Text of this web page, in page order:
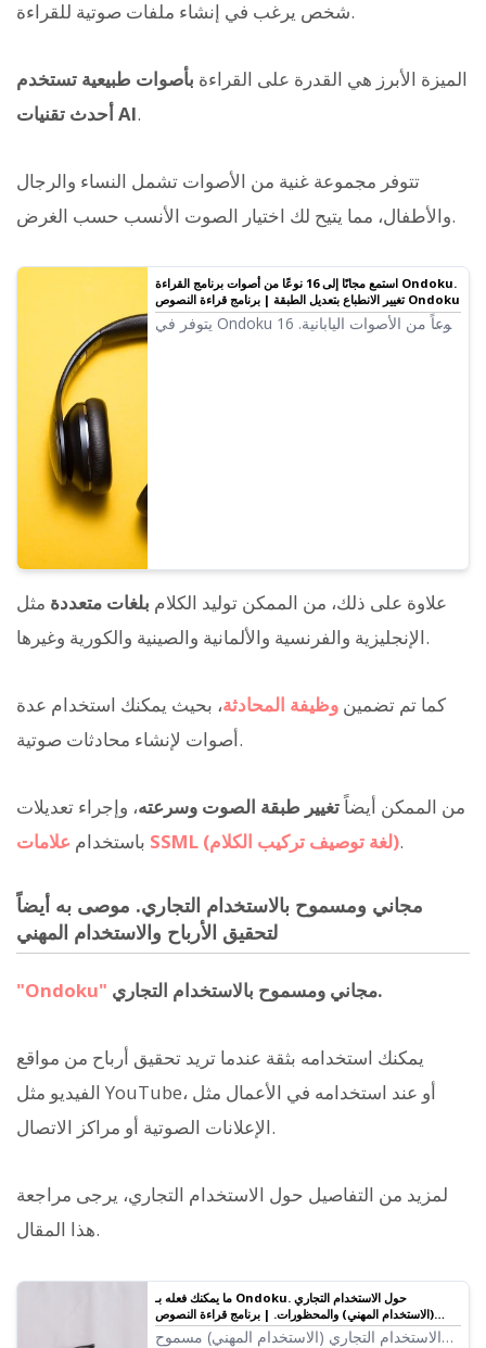
شخص يرغب في إنشاء ملفات صوتية للقراءة.
الميزة الأبرز هي القدرة على القراءة بأصوات طبيعية تستخدم
أحدث تقنيات AI.
تتوفر مجموعة غنية من الأصوات تشمل النساء والرجال
والأطفال، مما يتيح لك اختيار الصوت الأنسب حسب الغرض.
استمع مجانًا إلى 16 نوعًا من أصوات برنامج القراءة Ondoku.
تغيير الانطباع بتعديل الطبقة | برنامج قراءة النصوص Ondoku
يتوفر في Ondoku 16 نوعاً من الأصوات اليابانية.
علاوة على ذلك، من الممكن توليد الكلام بلغات متعددة مثل
الإنجليزية والفرنسية والألمانية والصينية والكورية وغيرها.
كما تم تضمين وظيفة المحادثة، بحيث يمكنك استخدام عدة
أصوات لإنشاء محادثات صوتية.
من الممكن أيضاًتغيير طبقة الصوت وسرعته، وإجراء تعديلات
باستخدام
علامات SSML (لغة توصيف تركيب الكلام).
مجاني ومسموح بالاستخدام التجاري. موصى به أيضاً
لتحقيق الأرباح والاستخدام المهني
"Ondoku" مجاني ومسموح بالاستخدام التجاري.
يمكنك استخدامه بثقة عندما تريد تحقيق أرباح من مواقع
الفيديو مثل YouTube، أو عند استخدامه في الأعمال مثل
الإعلانات الصوتية أو مراكز الاتصال.
لمزيد من التفاصيل حول الاستخدام التجاري، يرجى مراجعة
هذا المقال.
ما يمكنك فعله بـ Ondoku. حول الاستخدام التجاري
(الاستخدام المهني) والمحظورات. | برنامج قراءة النصوص
Ondoku
الاستخدام التجاري (الاستخدام المهني) مسموح